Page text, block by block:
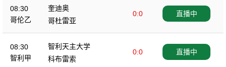
08:30
哥伦乙
奎迪奥
0:0
哥杜雷亚
直播中
08:30
智利甲
智利天主大学
0:0
科布雷索
直播中